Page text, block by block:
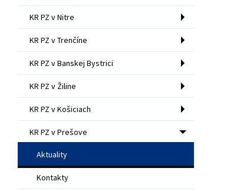
KR PZ v Nitre
KR PZ v Trenčíne
KR PZ v Banskej Bystrici
KR PZ v Žiline
KR PZ v Košiciach
KR PZ v Prešove
Aktuality
Kontakty